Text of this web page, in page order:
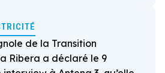
de la Transition
Ribera a déclaré le 9